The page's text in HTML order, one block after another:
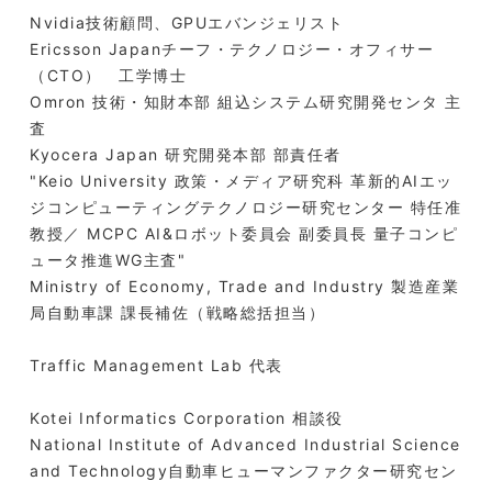
Nvidia技術顧問、GPUエバンジェリスト
Ericsson Japanチーフ・テクノロジー・オフィサー
（CTO） 工学博士
Omron 技術・知財本部 組込システム研究開発センタ 主
査
Kyocera Japan 研究開発本部 部責任者
"Keio University 政策・メディア研究科 革新的AIエッ
ジコンピューティングテクノロジー研究センター 特任准
教授／ MCPC AI&ロボット委員会 副委員長 量子コンピ
ュータ推進WG主査"
Ministry of Economy, Trade and Industry 製造産業
局自動車課 課長補佐（戦略総括担当）
Traffic Management Lab 代表
Kotei Informatics Corporation 相談役
National Institute of Advanced Industrial Science
and Technology自動車ヒューマンファクター研究セン